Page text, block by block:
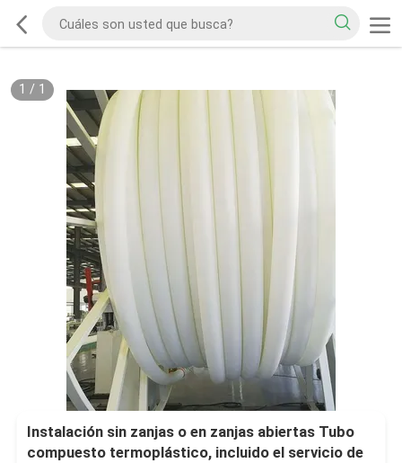
1 / 1
Instalación sin zanjas o en zanjas abiertas Tubo
compuesto termoplástico, incluido el servicio de